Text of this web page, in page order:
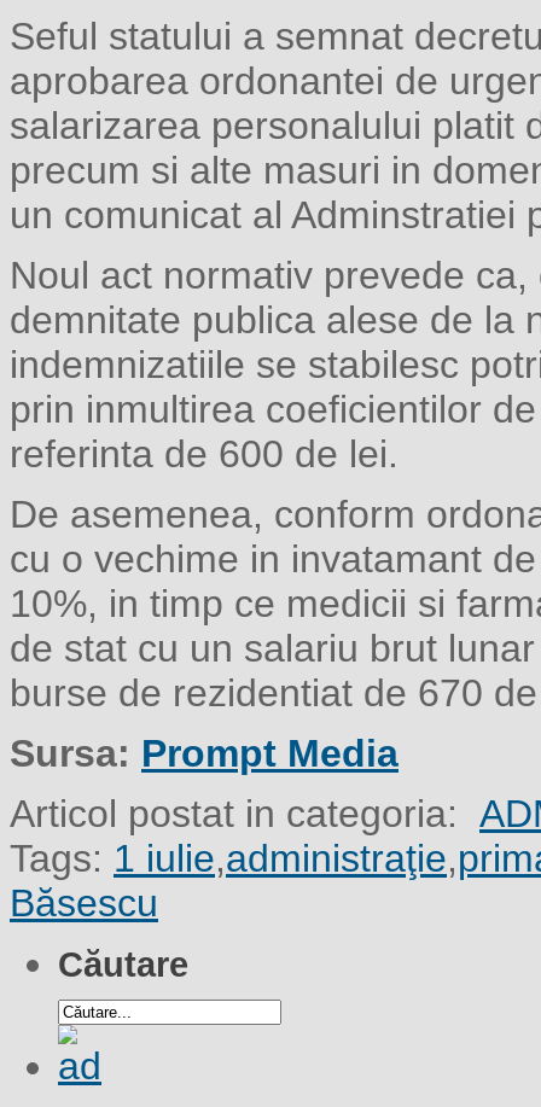
Seful statului a semnat
aprobarea ordonantei de
salarizarea personalului platit
precum si alte masuri in
un comunicat al Adminstratiei
Noul act normativ prevede
demnitate publica alese de la
indemnizatiile se stabilesc
prin inmultirea coeficientilor
referinta de 600 de lei.
De asemenea, conform
cu o vechime in invatamant
10%, in timp ce medicii si
de stat cu un salariu brut
burse de rezidentiat de 670
Sursa: Prompt Media
Articol postat in categoria:
Tags: 1 iulie,administraţie,
Băsescu
Căutare